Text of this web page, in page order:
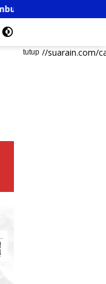
Ricky Anthony Buka
tutup
https://suarain.com/